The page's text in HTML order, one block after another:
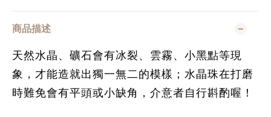
商品描述
天然水晶、礦石會有冰裂、雲霧、小黑點等現
象，才能造就出獨一無二的模樣；水晶珠在打磨
時難免會有平頭或小缺角，介意者自行斟酌喔！